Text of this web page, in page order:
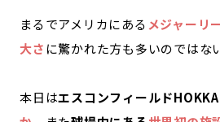
まるでアメリカにあるメジャーリ
大さ に驚かれた方も多いのではな
本日はエスコンフィールド